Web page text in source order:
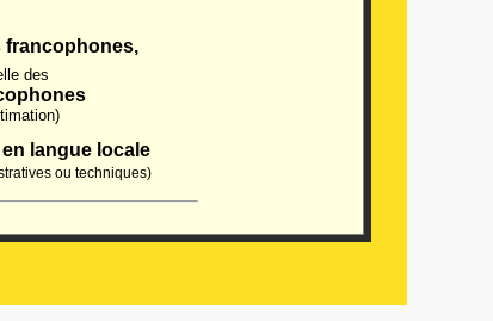
francophones,
des
en langue locale
ou techniques)